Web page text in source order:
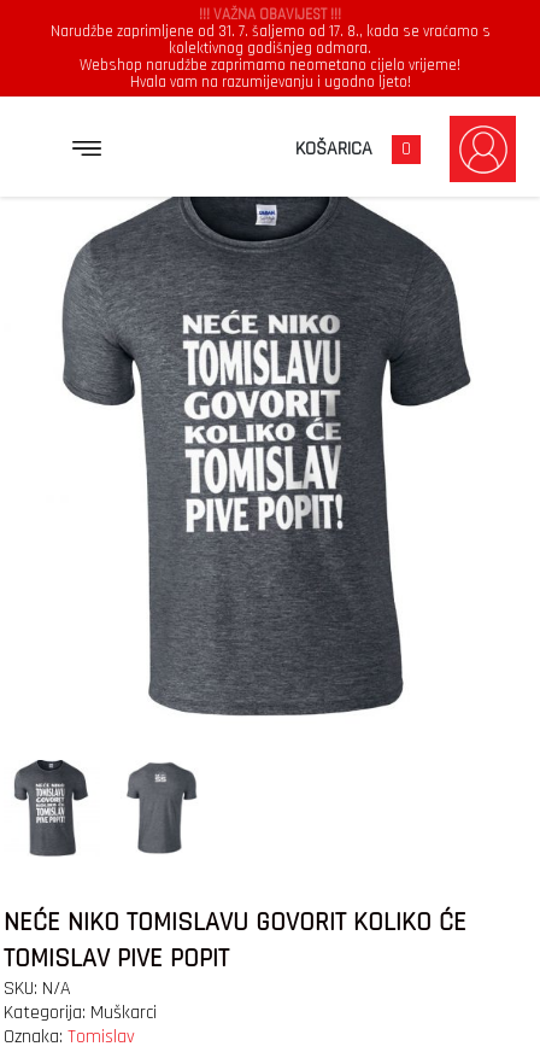
!!! VAŽNA OBAVIJEST !!!
Narudžbe zaprimljene od 31. 7. šaljemo od 17. 8., kada se vraćamo s
kolektivnog godišnjeg odmora.
Webshop narudžbe zaprimamo neometano cijelo vrijeme!
Hvala vam na razumijevanju i ugodno ljeto!
KOŠARICA 0
NEĆE NIKO TOMISLAVU GOVORIT KOLIKO ĆE TOMISLAV PIVE POPIT
NEĆE NIKO TOMISLAVU GOVORIT KOLIKO ĆE
TOMISLAV PIVE POPIT
SKU: N/A
Kategorija: Muškarci
Oznaka: Tomislav